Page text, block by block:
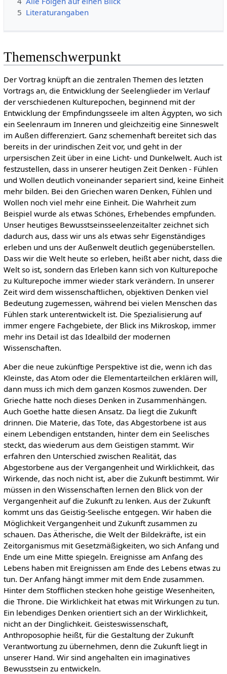
5 Literaturangaben
Themenschwerpunkt
Der Vortrag knüpft an die zentralen Themen des letzten
Vortrags an, die Entwicklung der Seelenglieder im Verlauf
der verschiedenen Kulturepochen, beginnend mit der
Entwicklung der Empfindungsseele im alten Ägypten, wo sich
ein Seelenraum im Inneren und gleichzeitig eine Sinneswelt
im Außen differenziert. Ganz schemenhaft bereitet sich das
bereits in der urindischen Zeit vor, und geht in der
urpersischen Zeit über in eine Licht- und Dunkelwelt. Auch ist
festzustellen, dass in unserer heutigen Zeit Denken - Fühlen
und Wollen deutlich voneinander separiert sind, keine Einheit
mehr bilden. Bei den Griechen waren Denken, Fühlen und
Wollen noch viel mehr eine Einheit. Die Wahrheit zum
Beispiel wurde als etwas Schönes, Erhebendes empfunden.
Unser heutiges Bewusstseinsseelenzeitalter zeichnet sich
dadurch aus, dass wir uns als etwas sehr Eigenständiges
erleben und uns der Außenwelt deutlich gegenüberstellen.
Dass wir die Welt heute so erleben, heißt aber nicht, dass die
Welt so ist, sondern das Erleben kann sich von Kulturepoche
zu Kulturepoche immer wieder stark verändern. In unserer
Zeit wird dem wissenschaftlichen, objektiven Denken viel
Bedeutung zugemessen, während bei vielen Menschen das
Fühlen stark unterentwickelt ist. Die Spezialisierung auf
immer engere Fachgebiete, der Blick ins Mikroskop, immer
mehr ins Detail ist das Idealbild der modernen
Wissenschaften.
Aber die neue zukünftige Perspektive ist die, wenn ich das
Kleinste, das Atom oder die Elementarteilchen erklären will,
dann muss ich mich dem ganzen Kosmos zuwenden. Der
Grieche hatte noch dieses Denken in Zusammenhängen.
Auch Goethe hatte diesen Ansatz. Da liegt die Zukunft
drinnen. Die Materie, das Tote, das Abgestorbene ist aus
einem Lebendigen entstanden, hinter dem ein Seelisches
steckt, das wiederum aus dem Geistigen stammt. Wir
erfahren den Unterschied zwischen Realität, das
Abgestorbene aus der Vergangenheit und Wirklichkeit, das
Wirkende, das noch nicht ist, aber die Zukunft bestimmt. Wir
müssen in den Wissenschaften lernen den Blick von der
Vergangenheit auf die Zukunft zu lenken. Aus der Zukunft
kommt uns das Geistig-Seelische entgegen. Wir haben die
Möglichkeit Vergangenheit und Zukunft zusammen zu
schauen. Das Ätherische, die Welt der Bildekräfte, ist ein
Zeitorganismus mit Gesetzmäßigkeiten, wo sich Anfang und
Ende um eine Mitte spiegeln. Ereignisse am Anfang des
Lebens haben mit Ereignissen am Ende des Lebens etwas zu
tun. Der Anfang hängt immer mit dem Ende zusammen.
Hinter dem Stofflichen stecken hohe geistige Wesenheiten,
die Throne. Die Wirklichkeit hat etwas mit Wirkungen zu tun.
Ein lebendiges Denken orientiert sich an der Wirklichkeit,
nicht an der Dinglichkeit. Geisteswissenschaft,
Anthroposophie heißt, für die Gestaltung der Zukunft
Verantwortung zu übernehmen, denn die Zukunft liegt in
unserer Hand. Wir sind angehalten ein imaginatives
Bewusstsein zu entwickeln.